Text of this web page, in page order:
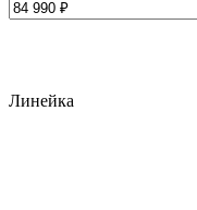
Линейка